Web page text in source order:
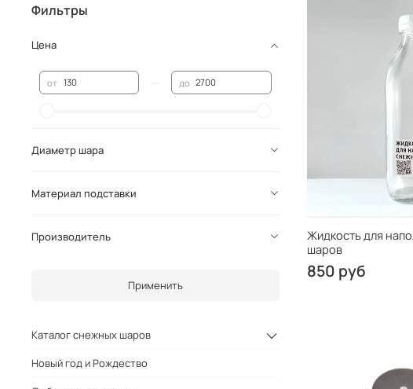
Жидкость для
шаров
850 руб
Фильтры
Цена
от до
Диаметр шара
Материал подставки
Производитель
Применить
Каталог снежных шаров
Новый год и Рождество